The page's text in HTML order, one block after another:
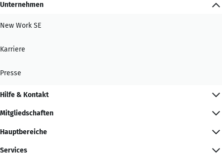
Unternehmen
New Work SE
Karriere
Presse
Hilfe & Kontakt
Mitgliedschaften
Hauptbereiche
Services